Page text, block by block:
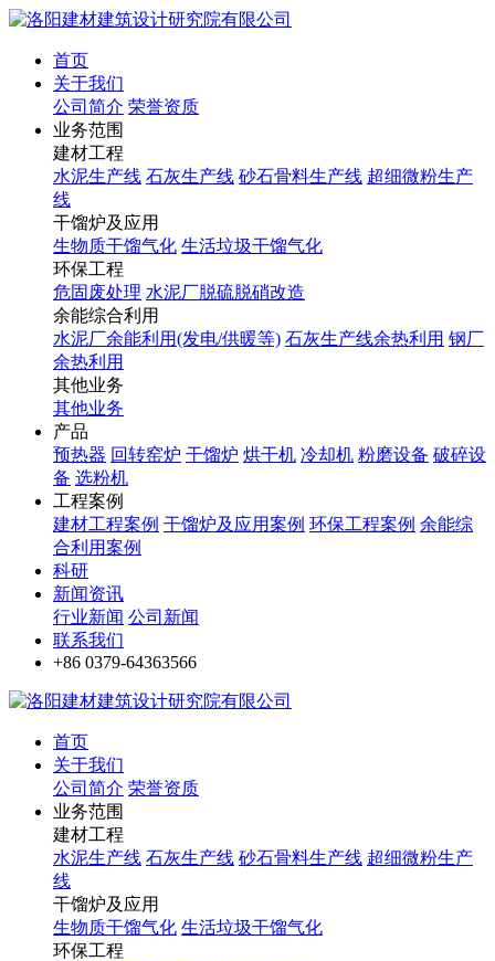
首页
关于我们
公司简介 荣誉资质
业务范围
建材工程
水泥生产线 石灰生产线 砂石骨料生产线 超细微粉生产
线
干馏炉及应用
生物质干馏气化 生活垃圾干馏气化
环保工程
危固废处理 水泥厂脱硫脱硝改造
余能综合利用
水泥厂余能利用(发电/供暖等) 石灰生产线余热利用 钢厂
余热利用
其他业务
其他业务
产品
预热器 回转窑炉 干馏炉 烘干机 冷却机 粉磨设备 破碎设
备 选粉机
工程案例
建材工程案例 干馏炉及应用案例 环保工程案例 余能综
合利用案例
科研
新闻资讯
行业新闻 公司新闻
联系我们
+86 0379-64363566
首页
关于我们
公司简介 荣誉资质
业务范围
建材工程
水泥生产线 石灰生产线 砂石骨料生产线 超细微粉生产
线
干馏炉及应用
生物质干馏气化 生活垃圾干馏气化
环保工程